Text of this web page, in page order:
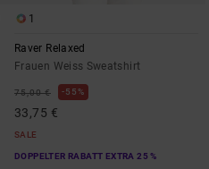
1
Raver Relaxed
Frauen Weiss Sweatshirt
75,00 € 55%
33,75 €
SALE
DOPPELTER RABATT EXTRA 25 %